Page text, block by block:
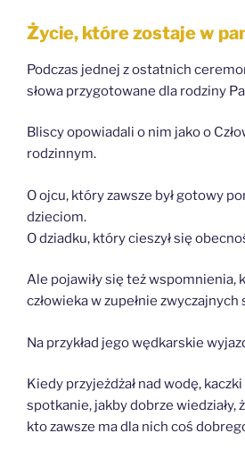
Życie, które zostaje w
Podczas jednej z ostatnich
słowa przygotowane dla rodziny
Bliscy opowiadali o nim jako o
rodzinnym.
O ojcu, który zawsze był gotowy
dzieciom.
O dziadku, który cieszył się
Ale pojawiły się też wspomnienia,
człowieka w zupełnie zwyczajnych
Na przykład jego wędkarskie
Kiedy przyjeżdżał nad wodę,
spotkanie, jakby dobrze wiedziały,
kto zawsze ma dla nich coś